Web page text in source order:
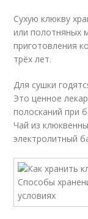
Сухую клюкву
или полотняных
приготовления
трёх лет.
Для сушки
Это ценное
полосканий при
Чай из
электролитный